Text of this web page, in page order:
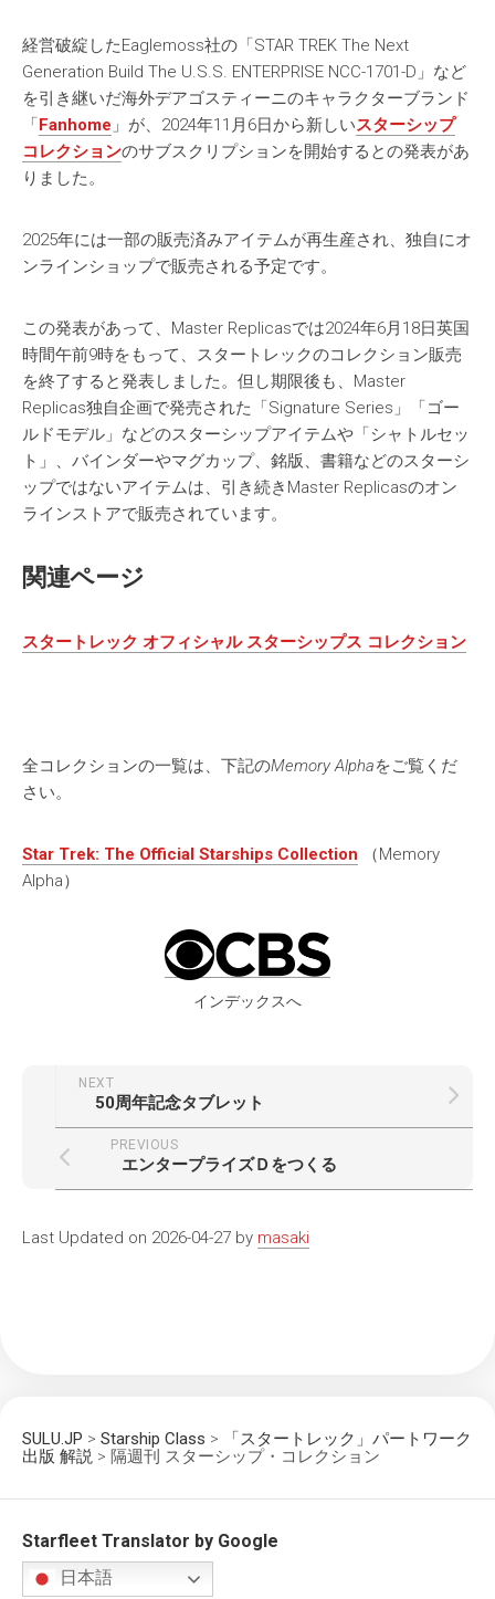
経営破綻したEaglemoss社の「STAR TREK The Next
Generation Build The U.S.S. ENTERPRISE NCC-1701-D」など
を引き継いだ海外デアゴスティーニのキャラクターブランド
「Fanhome 」が、2024年11月6日から新しいスターシップ
コレクションのサブスクリプションを開始するとの発表があ
りました。
2025年には一部の販売済みアイテムが再生産され、独自にオ
ンラインショップで販売される予定です。
この発表があって、Master Replicasでは2024年6月18日英国
時間午前9時をもって、スタートレックのコレクション販売
を終了すると発表しました。但し期限後も、Master
Replicas独自企画で発売された「Signature Series」「ゴー
ルドモデル」などのスターシップアイテムや「シャトルセッ
ト」、バインダーやマグカップ、銘版、書籍などのスターシ
ップではないアイテムは、引き続きMaster Replicasのオン
ラインストアで販売されています。
関連ページ
スタートレック オフィシャル スターシップス コレクション
全コレクションの一覧は、下記のMemory Alphaをご覧くだ
さい。
Star Trek: The Official Starships Collection （Memory
Alpha）
インデックスへ
NEXT
50周年記念タブレット
PREVIOUS
エンタープライズＤをつくる
Last Updated on 2026-04-27 by masaki
SULU.JP > Starship Class >
「スタートレック」パートワーク
出版 解説 > 隔週刊 スターシップ・コレクション
Starfleet Translator by Google
日本語